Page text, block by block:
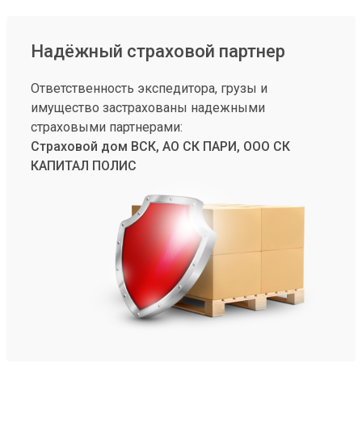
Надёжный страховой партнер
Ответственность экспедитора, грузы и
имущество застрахованы надежными
страховыми партнерами:
Страховой дом ВСК, АО СК ПАРИ, ООО СК
КАПИТАЛ ПОЛИС